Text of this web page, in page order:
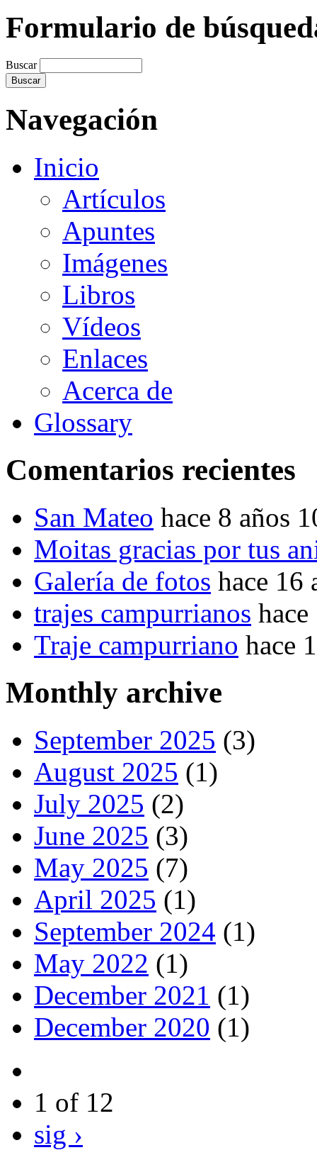
Formulario de
Buscar
Navegación
Inicio
Artículos
Apuntes
Imágenes
Libros
Vídeos
Enlaces
Acerca de
Glossary
Comentarios recientes
San Mateo hace 8 años
Moitas gracias por tus
Galería de fotos hace 16
trajes campurrianos
Traje campurriano hace
Monthly archive
September 2025 (3)
August 2025 (1)
July 2025 (2)
June 2025 (3)
May 2025 (7)
April 2025 (1)
September 2024 (1)
May 2022 (1)
December 2021 (1)
December 2020 (1)
1 of 12
sig ›